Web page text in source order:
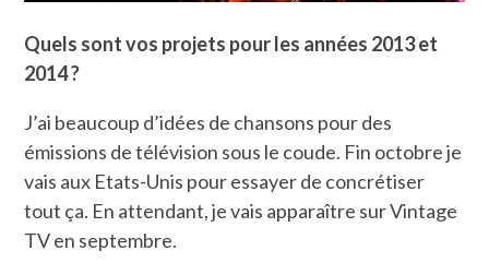
Quels sont vos projets pour les années 2013 et
2014 ?
J’ai beaucoup d’idées de chansons pour des
émissions de télévision sous le coude. Fin octobre je
vais aux Etats-Unis pour essayer de concrétiser
tout ça. En attendant, je vais apparaître sur Vintage
TV en septembre.